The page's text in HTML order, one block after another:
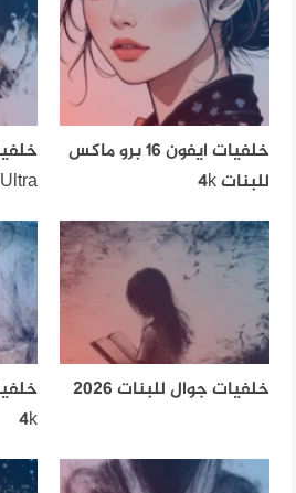
خلفيات ايفون 16 برو ماكس
للبنات 4k
Ultra
خلفيات جوال للبنات 2026
4k